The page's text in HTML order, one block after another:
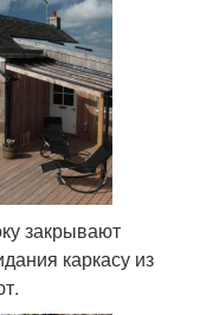
закрывают
каркасу из